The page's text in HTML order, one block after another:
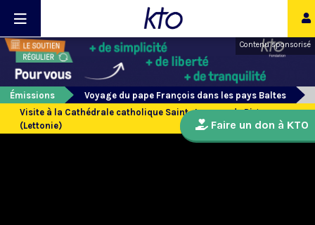
Contenu sponsorisé
Émissions
Voyage du pape François dans les pays Baltes
Visite à la Cathédrale catholique Saint-Jacques de Riga
(Lettonie)
Faire un don à KTO